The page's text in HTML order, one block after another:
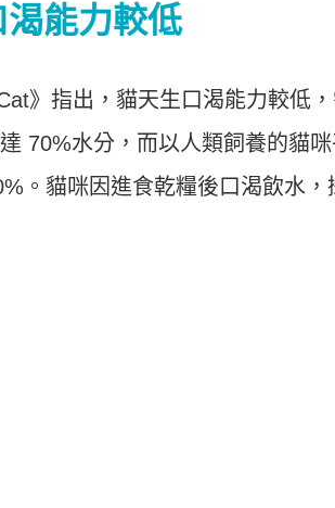
能力較低
》指出，貓天生口渴能力較低
70%水分，而以人類飼養的貓
。貓咪因進食乾糧後口渴飲水，